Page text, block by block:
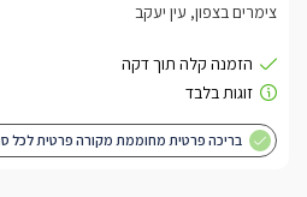
צימרים בצפון, עין יעקב
בריכה פרטית מחוממת מקורה פרטית לכל